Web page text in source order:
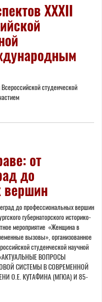
XXXII
студенческой
от
до
вершин
до профессиональных вершин
губернаторского историко-
мероприятие «Женщина в
вызовы», организованное
студенческой научной
«АКТУАЛЬНЫЕ ВОПРОСЫ
СИСТЕМЫ В СОВРЕМЕННОЙ
О.Е. КУТАФИНА (МГЮА) И 85-